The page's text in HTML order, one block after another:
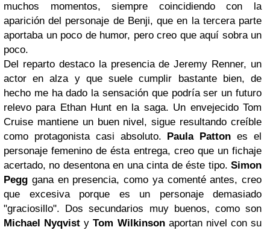
muchos momentos, siempre coincidiendo con la
aparición del personaje de Benji, que en la tercera parte
aportaba un poco de humor, pero creo que aquí sobra un
poco.
Del reparto destaco la presencia de Jeremy Renner, un
actor en alza y que suele cumplir bastante bien, de
hecho me ha dado la sensación que podría ser un futuro
relevo para Ethan Hunt en la saga. Un envejecido Tom
Cruise mantiene un buen nivel, sigue resultando creíble
como protagonista casi absoluto. Paula Patton es el
personaje femenino de ésta entrega, creo que un fichaje
acertado, no desentona en una cinta de éste tipo. Simon
Pegg gana en presencia, como ya comenté antes, creo
que excesiva porque es un personaje demasiado
"graciosillo". Dos secundarios muy buenos, como son
Michael Nyqvist yTom Wilkinsonaportan nivel con su